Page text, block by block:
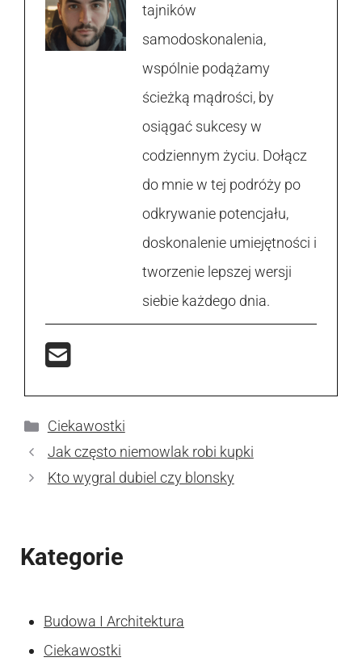
tajników
samodoskonalenia,
wspólnie podążamy
ścieżką mądrości, by
osiągać sukcesy w
codziennym życiu. Dołącz
do mnie w tej podróży po
odkrywanie potencjału,
doskonalenie umiejętności i
tworzenie lepszej wersji
siebie każdego dnia.
Kategorie
Ciekawostki
Jak często niemowlak robi kupki
Kto wygral dubiel czy blonsky
Kategorie
Budowa I Architektura
Ciekawostki